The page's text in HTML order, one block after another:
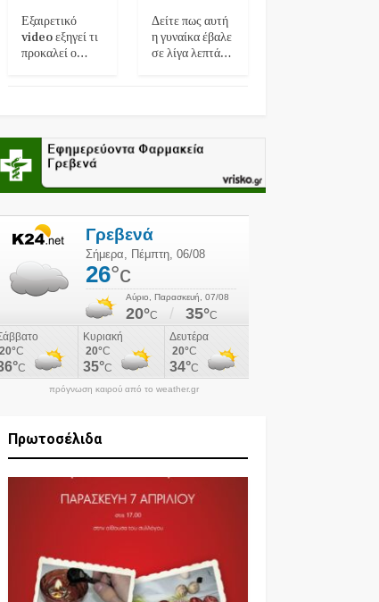
Εξαιρετικό
video εξηγεί τι
προκαλεί ο…
Δείτε πως αυτή
η γυναίκα έβαλε
σε λίγα λεπτά…
πρόγνωση καιρού από το weather.gr
Πρωτοσέλιδα